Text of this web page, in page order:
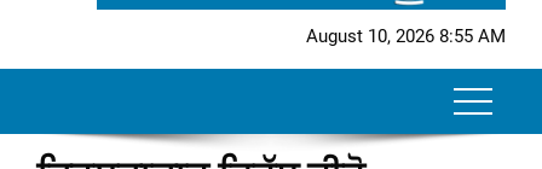
August 10, 2026 8:55 AM